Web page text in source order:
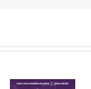
Priključi se